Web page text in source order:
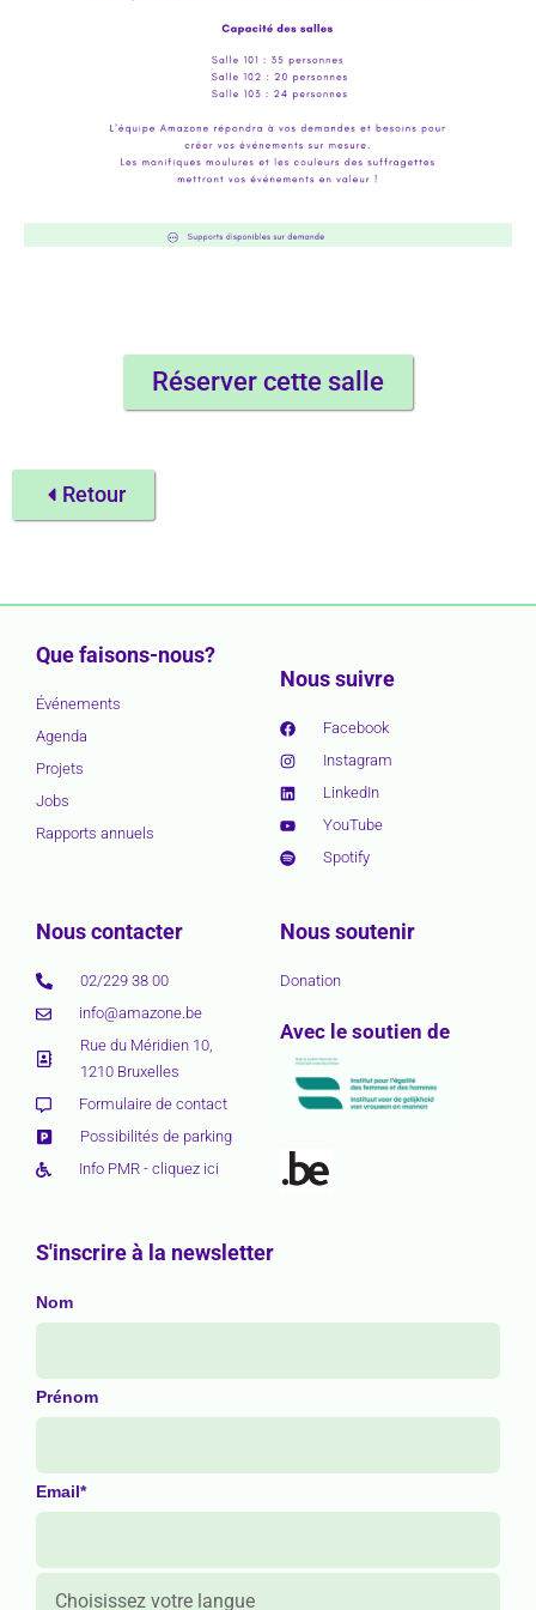
Réserver cette salle
Retour
Que faisons-nous?
Événements
Agenda
Projets
Jobs
Rapports annuels
Nous suivre
Facebook
Instagram
LinkedIn
YouTube
Spotify
Nous contacter
02/229 38 00
info@amazone.be
Rue du Méridien 10,
1210 Bruxelles
Formulaire de contact
Possibilités de parking
Info PMR - cliquez ici
Nous soutenir
Donation
Avec le soutien de
S'inscrire à la newsletter
Nom
Prénom
Email*